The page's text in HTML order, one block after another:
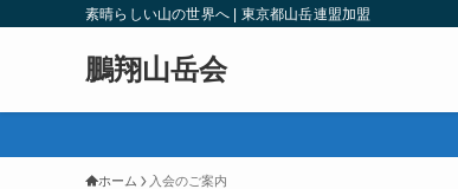
素晴らしい山の世界へ | 東京都山岳連盟加盟
鵬翔山岳会
ホーム 入会のご案内